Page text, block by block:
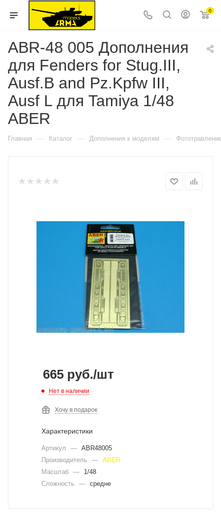
0
ABR-48 005 Дополнения
для Fenders for Stug.III,
Ausf.B and Pz.Kpfw III,
Ausf L для Tamiya 1/48
ABER
Главная — Каталог — Дополнения к моделям —
665 руб./шт
Нет в наличии
Хочу в подарок
Характеристики
Артикул — ABR48005
Производитель
— ABER
Масштаб —
1/48
Сложность
— средне